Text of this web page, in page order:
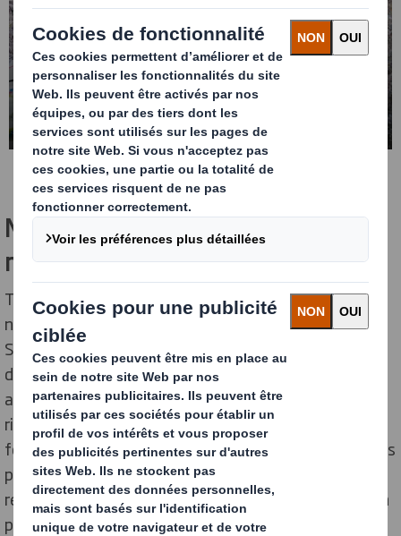
L'approvisionnement en fibres
et sa disponibilité
Normes pour les fournisseurs
mondiaux
Tous nos fournisseurs doivent se conformer à nos
normes mondiales fournisseurs (Global Supplier
Standards). De ce fait, nous renforçons notre chaîne
d'approvisionnement en utilisant des systèmes
automatisés pour gérer de manière proactive les
risques éthiques, sociaux et environnementaux. Les
fournisseurs doivent procéder à une évaluation de leurs
pratiques en matière de durabilité. Lorsqu'ils ne
répondent pas aux normes, ils bénéficient d'un soutien
pour apporter des améliorations.